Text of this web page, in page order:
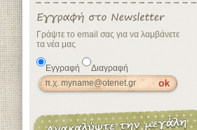
Γράψτε το email σας για να λαμβάνετε
τα νέα μας
Εγγραφή Διαγραφή